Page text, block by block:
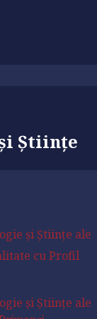
Științe
și Științe ale
cu Profil
și Științe ale